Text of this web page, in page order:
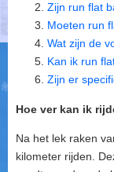
Zijn run flat
Moeten run
Wat zijn de
Kan ik run
Zijn er
Hoe ver kan ik
Na het lek raken
kilometer rijden.